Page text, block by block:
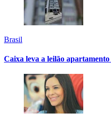
Brasil
Caixa leva a leilão